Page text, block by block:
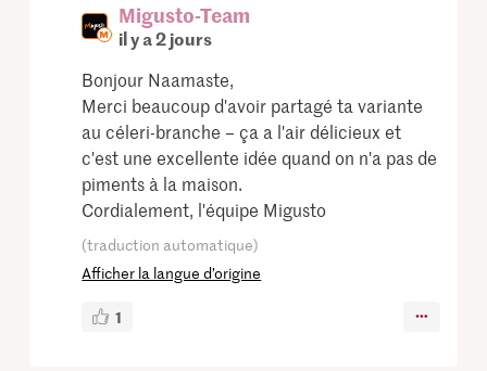
Migusto-Team
il y a 2 jours
Bonjour Naamaste,
Merci beaucoup d'avoir partagé ta variante
au céleri-branche – ça a l'air délicieux et
c'est une excellente idée quand on n'a pas de
piments à la maison.
Cordialement, l'équipe Migusto
(traduction automatique)
Afficher la langue d’origine
1